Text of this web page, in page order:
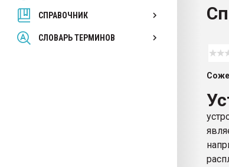
СПРАВОЧНИК
СЛОВАРЬ ТЕРМИНОВ
ситуацией